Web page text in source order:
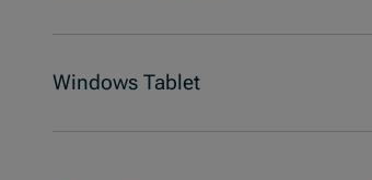
Windows Tablet